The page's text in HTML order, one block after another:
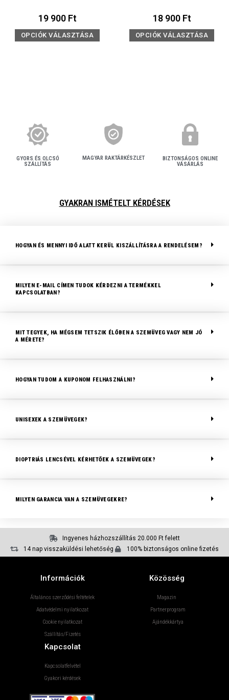
19 900 Ft
OPCIÓK VÁLASZTÁSA
18 900 Ft
OPCIÓK VÁLASZTÁSA
GYORS ÉS OLCSÓ
SZÁLLÍTÁS
MAGYAR RAKTÁRKÉSZLET
BIZTONSÁGOS ONLINE
VÁSÁRLÁS
GYAKRAN ISMÉTELT KÉRDÉSEK
HOGYAN ÉS MENNYI IDŐ ALATT KERÜL KISZÁLLÍTÁSRA A RENDELÉSEM?
MILYEN E-MAIL CÍMEN TUDOK KÉRDEZNI A TERMÉKKEL
KAPCSOLATBAN?
MIT TEGYEK, HA MÉGSEM TETSZIK ÉLŐBEN A SZEMÜVEG VAGY NEM JÓ
A MÉRETE?
HOGYAN TUDOM A KUPONOM FELHASZNÁLNI?
UNISEXEK A SZEMÜVEGEK?
DIOPTRIÁS LENCSÉVEL KÉRHETŐEK A SZEMÜVEGEK?
MILYEN GARANCIA VAN A SZEMÜVEGEKRE?
Ingyenes házhozszállítás 20.000 Ft felett
14 nap visszaküldési lehetőség
100% biztonságos online fizetés
Információk
Általános szerződési feltételek
Adatvédelmi nyilatkozat
Cookie nyilatkozat
Szállítás/Fizetés
Közösség
Magazin
Partnerprogram
Ajándékkártya
Kapcsolat
Kapcsolatfelvétel
Gyakori kérdések